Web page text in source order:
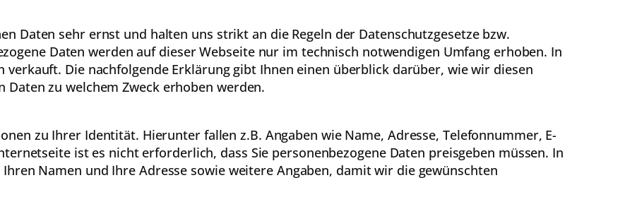
Daten sehr ernst und halten uns strikt an die Regeln der Datenschutzgesetze bzw.
Daten werden auf dieser Webseite nur im technisch notwendigen Umfang erhoben. In
verkauft. Die nachfolgende Erklärung gibt Ihnen einen überblick darüber, wie wir diesen
zu welchem Zweck erhoben werden.
zu Ihrer Identität. Hierunter fallen z.B. Angaben wie Name, Adresse, Telefonnummer, E-
ist es nicht erforderlich, dass Sie personenbezogene Daten preisgeben müssen. In
Namen und Ihre Adresse sowie weitere Angaben, damit wir die gewünschten